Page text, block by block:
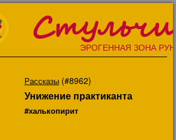
ЭРОГЕННАЯ ЗОНА
Рассказы (#8962)
Унижение практиканта
#халькопирит